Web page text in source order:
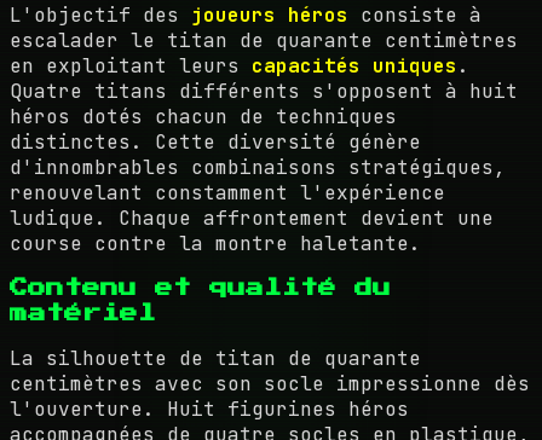
L'objectif des joueurs héros consiste à
escalader le titan de quarante centimètres
en exploitant leurs capacités uniques .
Quatre titans différents s'opposent à huit
héros dotés chacun de techniques
distinctes. Cette diversité génère
d'innombrables combinaisons stratégiques,
renouvelant constamment l'expérience
ludique. Chaque affrontement devient une
course contre la montre haletante.
Contenu et qualité du
matériel
La silhouette de titan de quarante
centimètres avec son socle impressionne dès
l'ouverture. Huit figurines héros
accompagnées de quatre socles en plastique,